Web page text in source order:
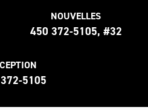
NOUVELLES
450 372-5105, #32
5105